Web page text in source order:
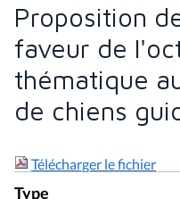
Proposition
faveur de
thématique
de chiens
Télécharger le fichier
Type